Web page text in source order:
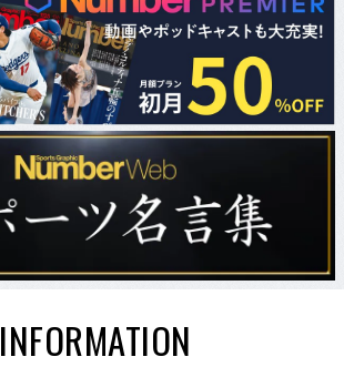
INFORMATION